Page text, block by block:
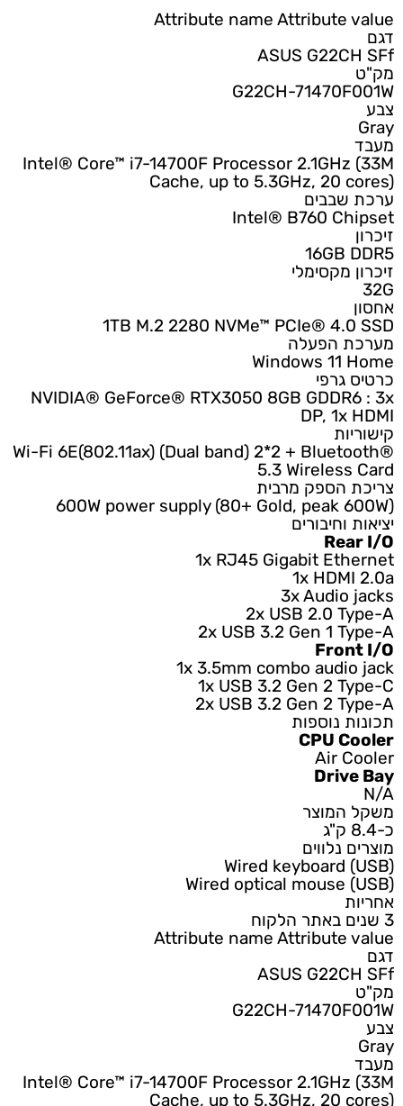
Attribute name Attribute value
דגם
ASUS G22CH SFf
מק"ט
G22CH-71470F001W
צבע
Gray
מעבד
Intel® Core™ i7-14700F Processor 2.1GHz (33M
Cache, up to 5.3GHz, 20 cores)
ערכת שבבים
Intel® B760 Chipset
זיכרון
16GB DDR5
זיכרון מקסימלי
32G
אחסון
1TB M.2 2280 NVMe™ PCIe® 4.0 SSD
מערכת הפעלה
Windows 11 Home
כרטיס גרפי
NVIDIA® GeForce® RTX3050 8GB GDDR6 : 3x
DP, 1x HDMI
קישוריות
Wi-Fi 6E(802.11ax) (Dual band) 2*2 + Bluetooth®
5.3 Wireless Card
צריכת הספק מרבית
600W power supply (80+ Gold, peak 600W)
יציאות וחיבורים
Rear I/O
1x RJ45 Gigabit Ethernet
1x HDMI 2.0a
3x Audio jacks
2x USB 2.0 Type-A
2x USB 3.2 Gen 1 Type-A
Front I/O
1x 3.5mm combo audio jack
1x USB 3.2 Gen 2 Type-C
2x USB 3.2 Gen 2 Type-A
תכונות נוספות
CPU Cooler
Air Cooler
Drive Bay
N/A
משקל המוצר
כ-8.4 ק"ג
מוצרים נלווים
Wired keyboard (USB)
Wired optical mouse (USB)
אחריות
3 שנים באתר הלקוח
Attribute name Attribute value
דגם
ASUS G22CH SFf
מק"ט
G22CH-71470F001W
צבע
Gray
מעבד
Intel® Core™ i7-14700F Processor 2.1GHz (33M
Cache, up to 5.3GHz, 20 cores)